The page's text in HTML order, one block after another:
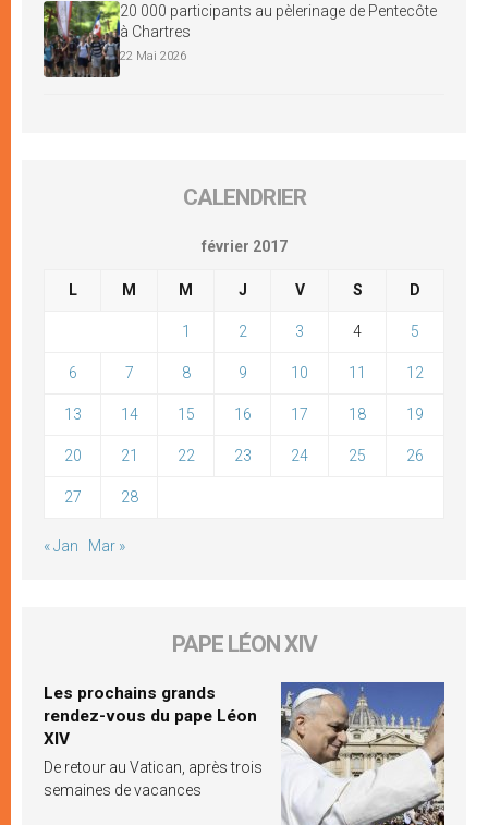
20 000 participants au pèlerinage de Pentecôte
à Chartres
22 Mai 2026
CALENDRIER
février 2017
L M M J V S D
1 2 3 4 5
6 7 8 9 10 11 12
13 14 15 16 17 18 19
20 21 22 23 24 25 26
27 28
« Jan Mar »
PAPE LÉON XIV
Les prochains grands
rendez-vous du pape Léon
XIV
De retour au Vatican, après trois
semaines de vacances